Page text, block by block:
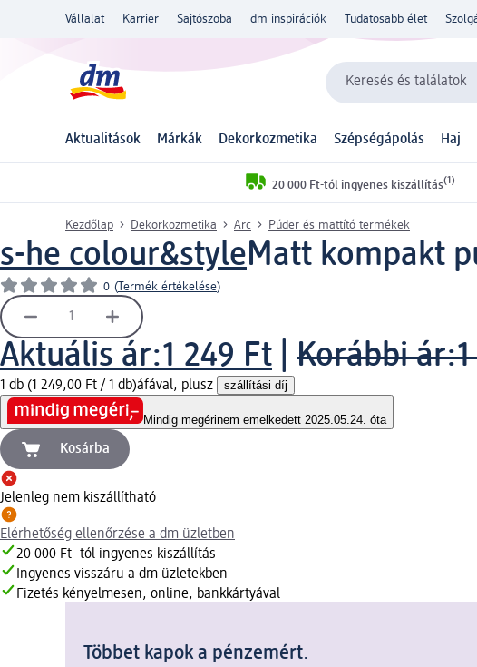
Vállalat Karrier Sajtószoba dm inspirációk Tudatosabb élet
Keresés és találatok
Aktualitások Márkák Dekorkozmetika Szépségápolás Haj
20 000 Ft-tól ingyenes kiszállítás(1)
Kezdőlap Dekorkozmetika Arc Púder és mattító termékek
s-he colour&styleMatt kompakt
0 (Termék értékelése)
Aktuális ár:1 249 Ft Korábbi ár:
1 db (1 249,00 Ft / 1 db)áfával, plusz szállítási díj
Mindig megérinem emelkedett 2025.05.24. óta
Kosárba
Jelenleg nem kiszállítható
Elérhetőség ellenőrzése a dm üzletben
20 000 Ft -tól ingyenes kiszállítás
Ingyenes visszáru a dm üzletekben
Fizetés kényelmesen, online, bankkártyával
Többet kapok a pénzemért.